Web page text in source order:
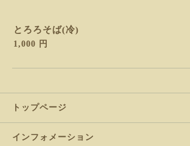
とろろそば(冷)
1,000 円
トップページ
インフォメーション